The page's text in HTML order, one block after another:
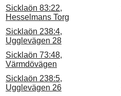
Sicklaön 83:22,
Hesselmans Torg
Sicklaön 238:4,
Ugglevägen 28
Sicklaön 73:48,
Värmdövägen
Sicklaön 238:5,
Ugglevägen 26